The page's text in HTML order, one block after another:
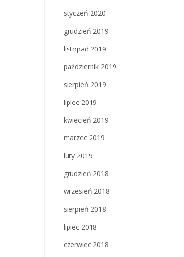
styczeń 2020
grudzień 2019
listopad 2019
październik 2019
sierpień 2019
lipiec 2019
kwiecień 2019
marzec 2019
luty 2019
grudzień 2018
wrzesień 2018
sierpień 2018
lipiec 2018
czerwiec 2018